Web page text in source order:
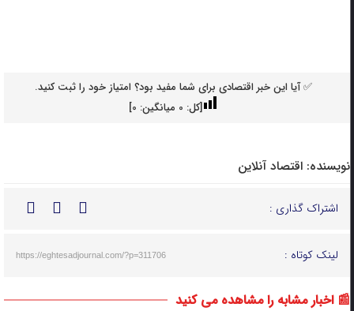
✅ آیا این خبر اقتصادی برای شما مفید بود؟ امتیاز خود را ثبت کنید.
[کل: 0میانگین: 0
]
نویسنده: اقتصاد آنلاین
اشتراک گذاری :
لینک کوتاه : https://eghtesadjournal.com/?p=311706
📰 اخبار مشابه را مشاهده می کنید